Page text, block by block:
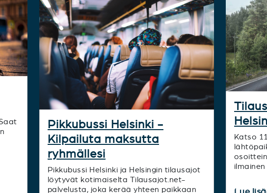
Pikkubussi Helsinki -
Kilpailuta maksutta
ryhmällesi
Pikkubussi Helsinki ja Helsingin tilausajot
löytyvät kotimaiselta Tilausajot.net-
palvelusta, joka kerää yhteen paikkaan
Katso
ilmainen